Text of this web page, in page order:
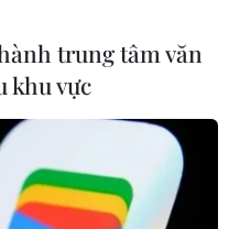
trung tâm văn
khu vực